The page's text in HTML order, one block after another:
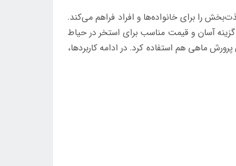
را برای خانواده‌ها و افراد فراهم می‌کند.
آسان و قیمت مناسب برای استخر در حیاط
ماهی هم استفاده کرد. در ادامه کاربردها،